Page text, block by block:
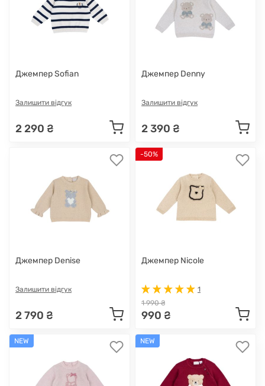
Джемпер Sofian
Залишити відгук
2 290 ₴
Джемпер Denny
Залишити відгук
2 390 ₴
Джемпер Denise
Залишити відгук
2 790 ₴
-50%
Джемпер Nicole
1
1 990 ₴
990 ₴
NEW NEW